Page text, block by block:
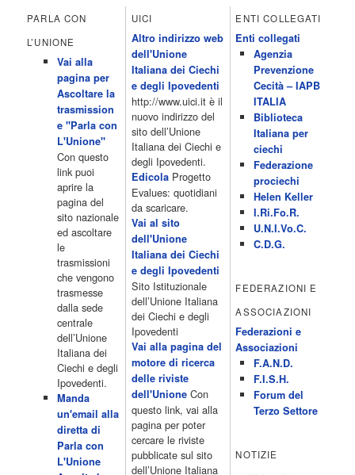
All News 16.05 Rotazione musicale 19.00 All News 19.05 The
Club 19.30 19.30 Human Guinea Pigs 20.00 Inbox 21.00 Code
Monkeys 21.30 Sons of Butcher […]
programmiTv - ITALIA 1 4 Dicembre 2022
Programmi 06.35 Cartoni Animati 09.05 Telefilm:Starsky & Hutch
10.10 Telefilm:Supercar 12.15 12.15 Secondo voi 12.25 Studio
Aperto 13.00 Studio Sport 13.40 Cartoni animati 14.30 I Simpson
15.00 Telefilm:Paso adelante 15.55 15.55 Telefilm:Wildfire 16.50
Cartoni animati 18.30 Studio Aperto 19.05 Don Luca c'� 19.35
19.35 Medici miei 20.05 Camera caf� 20.30 La ruota della
fortuna 21.10 […]
Acor3.it
programmiTv - LA 7
4 Dicembre 2022
Programmi 06:00 - Tg La7/meteo/oroscopo/traffico06:55 - Movie
Flash07:00 - Omnibus ? Rassegna stampa07:30 - Tg La707:50 -
Omnibus09:50 - Coffee Break11:00 - L?aria che tira12:25 - I
men� di Benedetta13:30 - Tg La714:00 - Tg La7 Cronache14:40 -
Telefilm: Le strade di San Francisco - Omicidio di primo grado -
Una scuola di paura 16:30 […]
Acor3.it
programmiTv - CANALE 5 4 Dicembre 2022
Programmi 2/3 06.00 TG5/Traffico/Meteo/Borse e monete 08.00
TG5 Mattina 08.40 Mattino Cinque(TG5-Ore 10) 11.00 Forum
13.00 2/3 13.00 TG5 13.40 Beautiful 14.10 Centovetrine 14.45
Uomini e donne 16.15 2/3 16.15 Amici 16.55 Pomeriggio
cinque(All'interno: TG5-5 minuti 17.55) 18.50 Chi vuol essere
milionario 20.00 2/3 20.00 TG5 20.30 Striscia la notizia 21.10
Telefilm:Amiche mie 23.30 2/3 […]
Acor3.it
programmiTv - RETE 4 4 Dicembre 2022
PARLA CON
L’UNIONE
Vai alla
pagina per
Ascoltare la
trasmission
e "Parla con
L'Unione"
Con questo
link puoi
aprire la
pagina del
sito nazionale
ed ascoltare
le
trasmissioni
che vengono
trasmesse
dalla sede
centrale
dell’Unione
Italiana dei
Ciechi e degli
Ipovedenti.
Manda
un'email alla
diretta di
Parla con
L'Unione
UICI
Altro indirizzo web
dell'Unione
Italiana dei Ciechi
e degli Ipovedenti
http://www.uici.it è il
nuovo indirizzo del
sito dell’Unione
Italiana dei Ciechi e
degli Ipovedenti.
EdicolaProgetto
Evalues: quotidiani
da scaricare.
Vai al sito
dell'Unione
Italiana dei Ciechi
e degli Ipovedenti
Sito Istituzionale
dell’Unione Italiana
dei Ciechi e degli
Ipovedenti
Vai alla pagina del
motore di ricerca
delle riviste
dell'UnioneCon
questo link, vai alla
pagina per poter
cercare le riviste
pubblicate sul sito
dell’Unione Italiana
ENTI COLLEGATI
Enti collegati
Agenzia
Prevenzione
Cecità – IAPB
ITALIA
Biblioteca
Italiana per
ciechi
Federazione
prociechi
Helen Keller
I.Ri.Fo.R.
U.N.I.Vo.C.
C.D.G.
FEDERAZIONI E
ASSOCIAZIONI
Federazioni e
Associazioni
F.A.N.D.
F.I.S.H.
Forum del
Terzo Settore
NOTIZIE